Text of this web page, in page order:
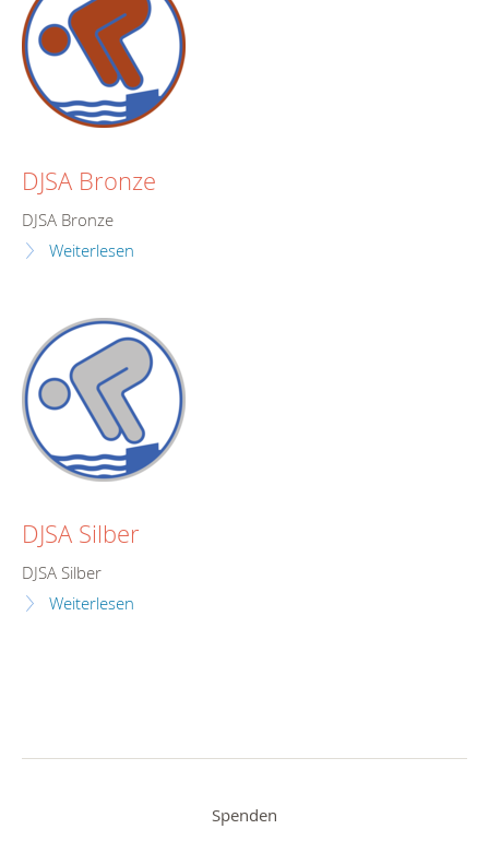
DJSA Bronze
DJSA Bronze
Weiterlesen
DJSA Silber
DJSA Silber
Weiterlesen
Spenden